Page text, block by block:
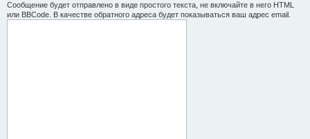
Сообщение будет отправлено в виде простого текста, не включайте в него HTML
или BBCode. В качестве обратного адреса будет показываться ваш адрес email.